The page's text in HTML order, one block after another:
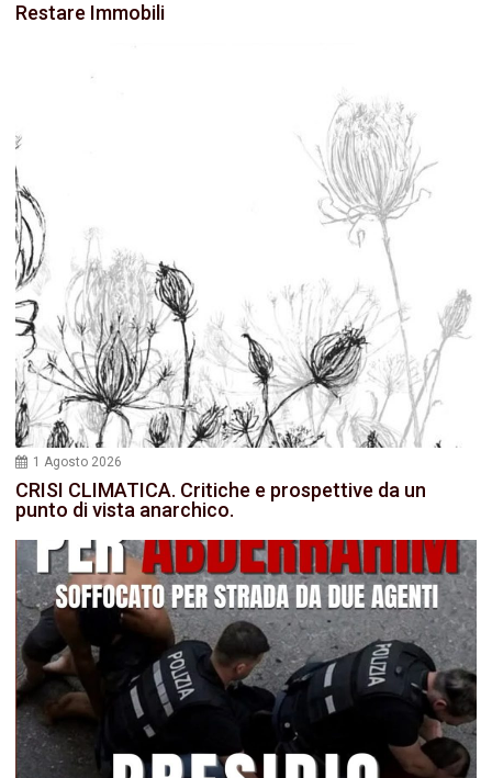
Restare Immobili
1 Agosto 2026
CRISI CLIMATICA. Critiche e prospettive da un
punto di vista anarchico.